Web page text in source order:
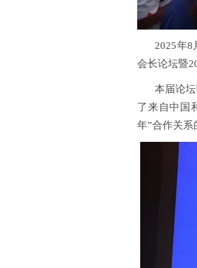
2025年8月
会长论坛暨
本届论坛
了来自中国
年”合作关系